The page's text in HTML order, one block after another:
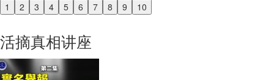
1 2 3 4 5 6 7 8 9 10
Previous
活摘真相讲座